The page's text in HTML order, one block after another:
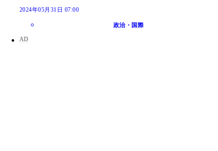
2024年05月31日 07:00
政治・国際